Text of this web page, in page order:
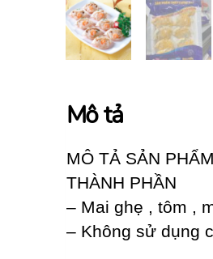
Mô tả
MÔ TẢ SẢN PHẨM
THÀNH PHẦN
– Mai ghẹ , tôm ,
– Không sử dụng